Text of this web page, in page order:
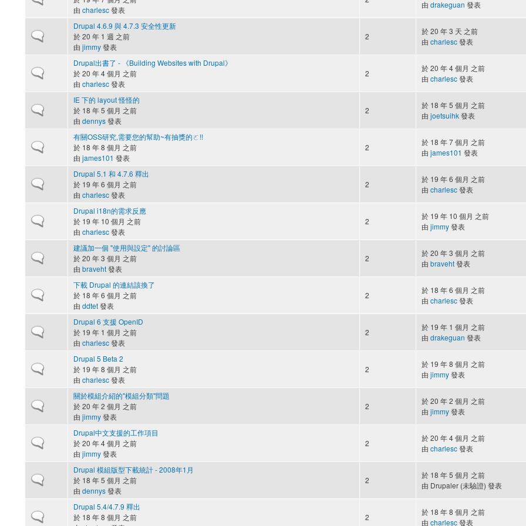
由 charlesc發表
由 drakeguan 發表
一般主題
Drupal 4.6.9 與 4.7.3 安全性更新
於 20 年 1 週 之前
由 jimmy發表
2
於 20 年 3 天 之前
由 charlesc發表
一般主題
Drupal出書了 - 《Building Websites with Drupal》
於 20 年 4 個月 之前
由 charlesc發表
2
於 20 年 4 個月 之前
由 charlesc發表
一般主題
IE 下的 layout 怪怪的
於 18 年 5 個月 之前
由 dennys發表
2
於 18 年 5 個月 之前
由 joetsuihk發表
一般主題
有關OSS研究,需要您的幫助~有抽獎的ㄛ!!
於 18 年 8 個月 之前
由 james101 發表
2
於 18 年 7 個月 之前
由 james101 發表
一般主題
Drupal 5.1 和 4.7.6 釋出
於 19 年 6 個月 之前
由 charlesc發表
2
於 19 年 6 個月 之前
由 charlesc發表
一般主題
Drupal i18n的需求反應
於 19 年 10 個月 之前
由 charlesc發表
2
於 19 年 10 個月 之前
由 jimmy發表
一般主題
建議加一個 "使用與設定" 的討論區
於 20 年 3 個月 之前
由 braveht發表
2
於 20 年 3 個月 之前
由 braveht發表
一般主題
下載 Drupal 的連結該換了
於 18 年 6 個月 之前
由 ddtet發表
2
於 18 年 6 個月 之前
由 charlesc發表
一般主題
Drupal 6 支援 OpenID
於 19 年 1 個月 之前
由 charlesc發表
2
於 19 年 1 個月 之前
由 drakeguan 發表
一般主題
Drupal 5 Beta 2
於 19 年 8 個月 之前
由 charlesc發表
2
於 19 年 8 個月 之前
由 jimmy發表
一般主題
關於模組介紹的"模組分類"問題
於 20 年 2 個月 之前
由 jimmy發表
2
於 20 年 2 個月 之前
由 jimmy發表
一般主題
Drupal中文支援的工作項目
於 20 年 4 個月 之前
由 jimmy發表
2
於 20 年 4 個月 之前
由 charlesc發表
一般主題
Drupal 模組版型下載統計 - 2008年1月
於 18 年 5 個月 之前
由 dennys發表
2
於 18 年 5 個月 之前
由 Drupaler (未驗證) 發表
一般主題
Drupal 5.4/4.7.9 釋出
於 18 年 8 個月 之前
2
於 18 年 8 個月 之前
由 charlesc發表